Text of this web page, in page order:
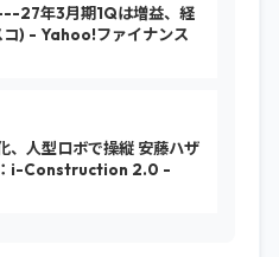
---27年3月期1Qは増益、経
) - Yahoo!ファイナンス
、人型ロボで操縦 安藤ハザ
：i-Construction 2.0 -